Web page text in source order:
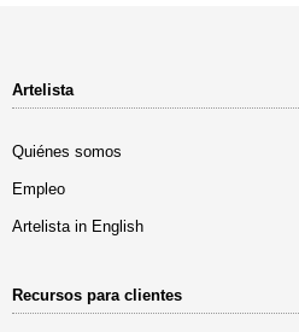
Artelista
Quiénes somos
Empleo
Artelista in English
Recursos para clientes